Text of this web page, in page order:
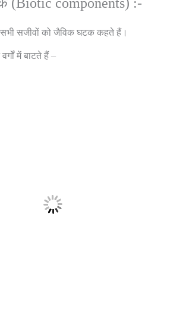
सभी सजीवों को जैविक घटक कहते हैं।
में बाटते हैं –